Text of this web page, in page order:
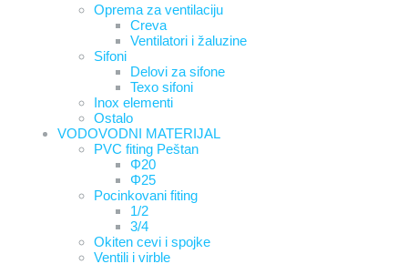
Oprema za ventilaciju
Creva
Ventilatori i žaluzine
Sifoni
Delovi za sifone
Texo sifoni
Inox elementi
Ostalo
VODOVODNI MATERIJAL
PVC fiting Peštan
Φ20
Φ25
Pocinkovani fiting
1/2
3/4
Okiten cevi i spojke
Ventili i virble